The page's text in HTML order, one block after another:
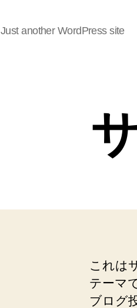
Just another WordPress site
これは
テーマ
ブログ